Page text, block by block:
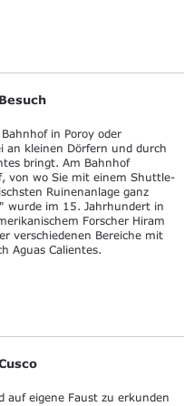
in Poroy oder
an kleinen Dörfern und durch
bringt. Am Bahnhof
von wo Sie mit einem Shuttle-
Ruinenanlage ganz
wurde im 15. Jahrhundert in
Forscher Hiram
verschiedenen Bereiche mit
Aguas Calientes.
auf eigene Faust zu erkunden